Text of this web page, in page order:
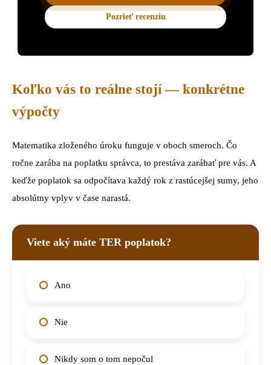
Pozrieť recenziu
Koľko vás to reálne stojí — konkrétne
výpočty
Matematika zloženého úroku funguje v oboch smeroch. Čo
ročne zarába na poplatku správca, to prestáva zarábať pre vás. A
keďže poplatok sa odpočítava každý rok z rastúcejšej sumy, jeho
absolútny vplyv v čase narastá.
Viete aký máte TER poplatok?
Ano
Nie
Nikdy som o tom nepočul